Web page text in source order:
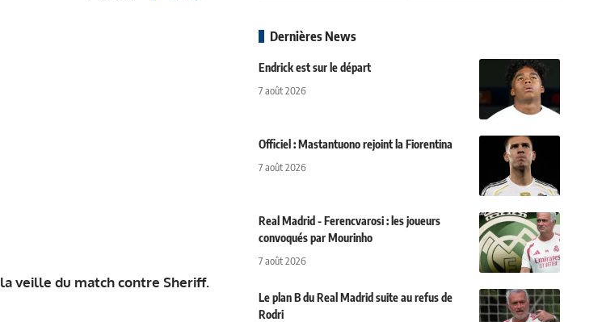
veille du match contre Sheriff.
Dernières News
Endrick est sur le départ
7 août 2026
Officiel : Mastantuono rejoint la Fiorentina
7 août 2026
Real Madrid - Ferencvarosi : les joueurs
convoqués par Mourinho
7 août 2026
Le plan B du Real Madrid suite au refus de
Rodri